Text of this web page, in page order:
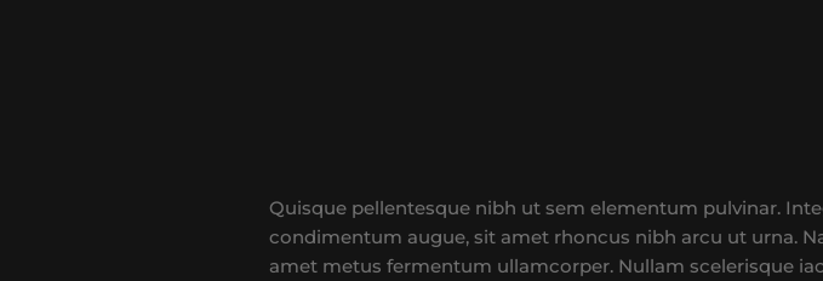
Quisque pellentesque nibh ut sem elementum pulvinar.
condimentum augue, sit amet rhoncus nibh arcu ut urna.
amet metus fermentum ullamcorper. Nullam scelerisque